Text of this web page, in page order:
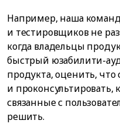
Например, наша
и тестировщиков не
когда владельцы
быстрый юзабилити-
продукта, оценить, что
и проконсультировать,
связанные с
решить.